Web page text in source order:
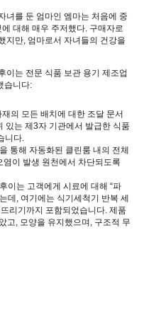
녀를 둔 엄마인 엠마는 처음에 중
대해 매우 주저했다. 구매자로
지만, 엄마로서 자녀들의 건강을
이는 전문 식품 보관 용기 제조업
습니다:
재의 모든 배치에 대한 조달 문서
있는 제3자 기관에서 발급한 식품
니다.
통해 자동화된 클린룸 내의 전체
이 발생 원천에서 차단되도록
이는 고객에게 시료에 대해 “파
데, 여기에는 식기세척기 반복 세
리기까지 포함되었습니다. 제품
고, 모양을 유지했으며, 구조적 무